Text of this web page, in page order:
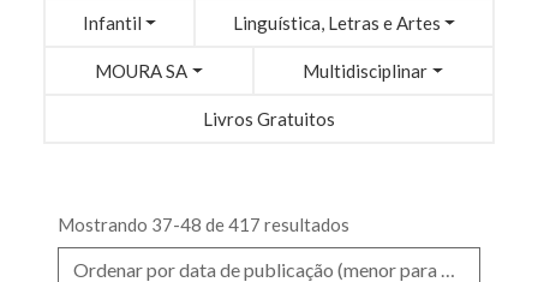
Infantil Linguística, Letras e Artes
MOURA SA Multidisciplinar
Livros Gratuitos
Mostrando 37-48 de 417 resultados
Ordenar por data de publicação (menor para maior)